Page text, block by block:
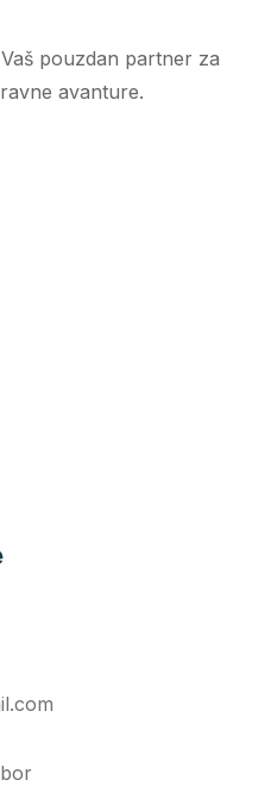
pouzdan partner za
avanture.